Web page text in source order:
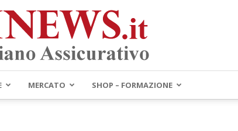
Assinews.it
MERCATO SHOP – FORMAZIONE